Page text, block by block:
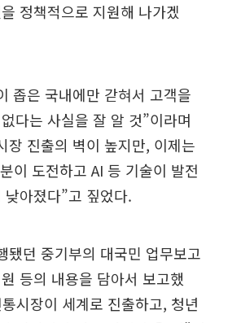
정책적으로 지원해 나가겠
좁은 국내에만 갇혀서 고객을
다는 사실을 잘 알 것”이라며
장 진출의 벽이 높지만, 이제는
이 도전하고 AI 등 기술이 발전
아졌다”고 짚었다.
됐던 중기부의 대국민 업무보고
등의 내용을 담아서 보고했
시장이 세계로 진출하고, 청년